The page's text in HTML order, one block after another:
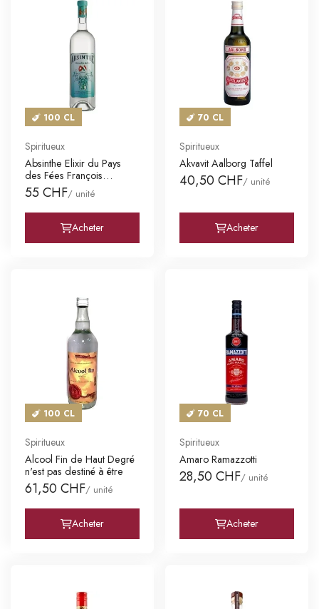
100 CL
Spiritueux
Absinthe Elixir du Pays
des Fées François
Bezanço
55 CHF/ unité
Acheter
70 CL
Spiritueux
Akvavit Aalborg Taffel
40,50 CHF/ unité
Acheter
100 CL
Spiritueux
Alcool Fin de Haut Degré
n'est pas destiné à être
61,50 CHF/ unité
Acheter
70 CL
Spiritueux
Amaro Ramazzotti
28,50 CHF/ unité
Acheter